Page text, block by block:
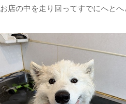
お店の中を走り回ってすでにへと